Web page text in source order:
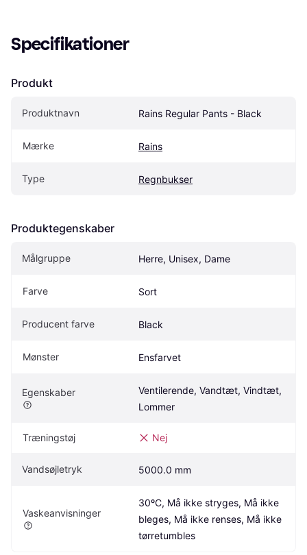
Specifikationer
Produkt
Produktnavn Rains Regular Pants - Black
Mærke Rains
Type Regnbukser
Produktegenskaber
Målgruppe Herre, Unisex, Dame
Farve Sort
Producent farve Black
Mønster Ensfarvet
Egenskaber
Ventilerende, Vandtæt, Vindtæt,
Lommer
Træningstøj Nej
Vandsøjletryk 5000.0 mm
Vaskeanvisninger
30ºC, Må ikke stryges, Må ikke
bleges, Må ikke renses, Må ikke
tørretumbles